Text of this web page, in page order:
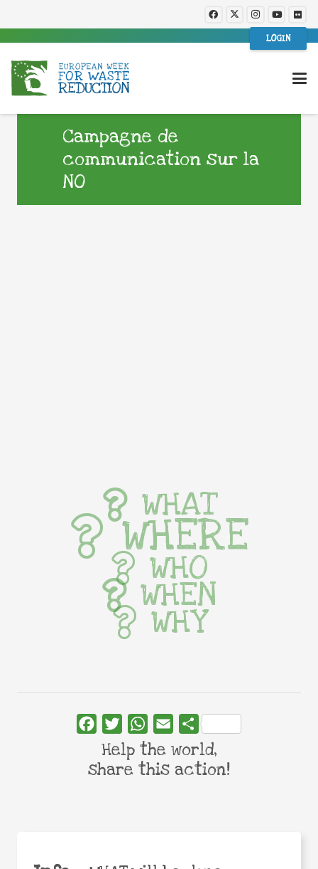
LOGIN
Campagne de
communication sur la
NO
WHAT
WHERE
WHO
WHEN
WHY
FacebookTwitterWhatsApp
Email Share
Help the world,
share this action!